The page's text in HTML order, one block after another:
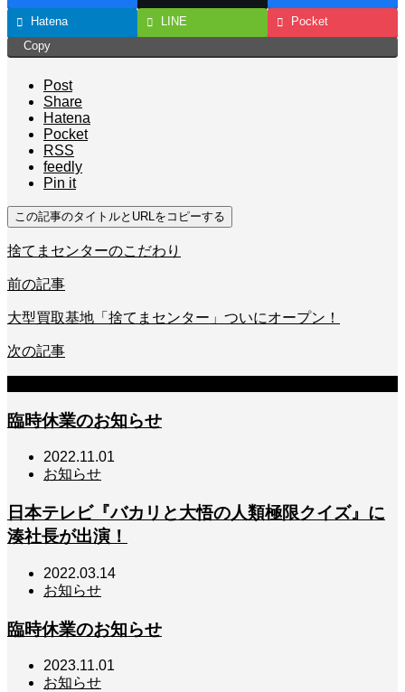
Hatena LINE
Pocket
Copy
Post
Share
Hatena
Pocket
RSS
feedly
Pin it
この記事のタイトルとURLをコピーする
捨てまセンターのこだわり
前の記事
大型買取基地「捨てまセンター」ついにオープン！
次の記事
臨時休業のお知らせ
2022.11.01
お知らせ
日本テレビ『バカリと大悟の人類極限クイズ』に
湊社長が出演！
2022.03.14
お知らせ
臨時休業のお知らせ
2023.11.01
お知らせ